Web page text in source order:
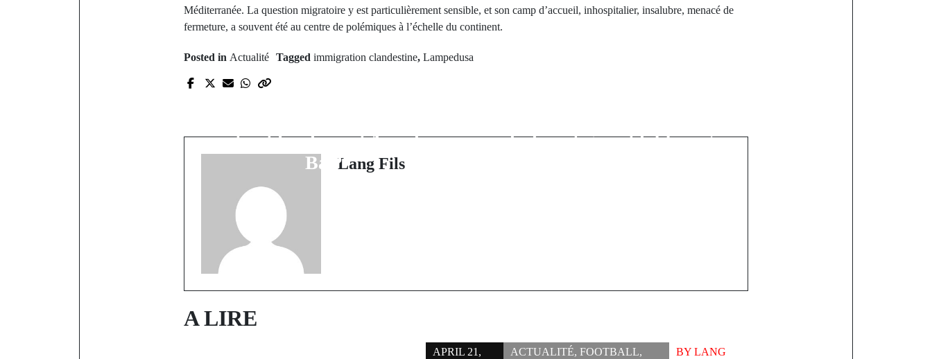
Méditerranée. La question migratoire y est particulièrement sensible, et son camp d’accueil, inhospitalier, insalubre, menacé de
fermeture, a souvent été au centre de polémiques à l’échelle du continent.
Posted in Actualité Tagged immigration clandestine, Lampedusa
Présidentielle 2024 :
soutient finalement Amadou
Ba ?
diplomatique et lobbying
Lang Fils
A LIRE
APRIL 21,
ACTUALITÉ, FOOTBALL,
BY LANG